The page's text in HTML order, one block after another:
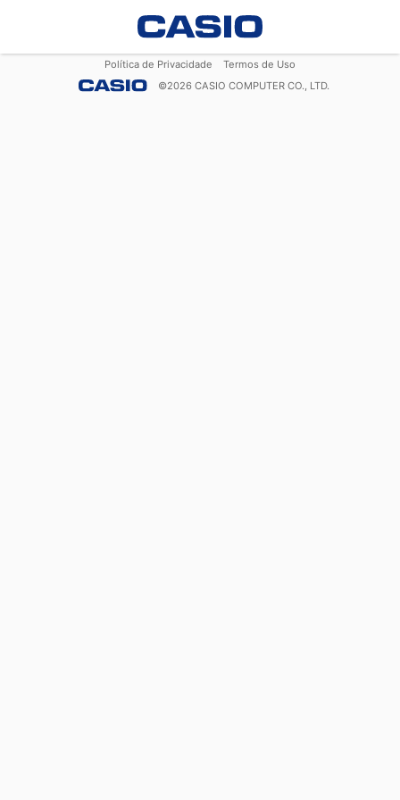
Política de Privacidade
Termos de Uso
©2026 CASIO COMPUTER CO., LTD.